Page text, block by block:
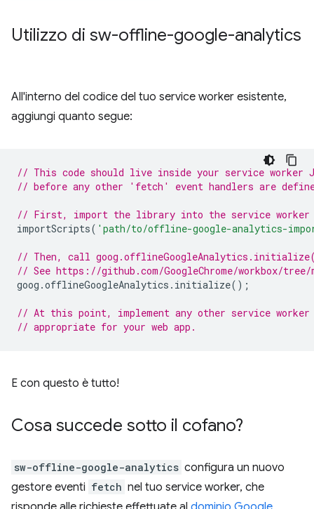
Utilizzo di sw-offline-google-analytics
All'interno del codice del tuo service worker esistente,
aggiungi quanto segue:
// This code should live inside your service worker
// before any other 'fetch' event handlers are
// First, import the library into the service worker
importScripts( 'path/to/offline-google-analytics-
// Then, call
// See https://github.com/GoogleChrome/workbox/tree/
goog .offlineGoogleAnalytics . initialize();
// At this point, implement any other service worker
// appropriate for your web app.
E con questo è tutto!
Cosa succede sotto il cofano?
sw-offline-google-analytics configura un nuovo
gestore eventi fetch nel tuo service worker, che